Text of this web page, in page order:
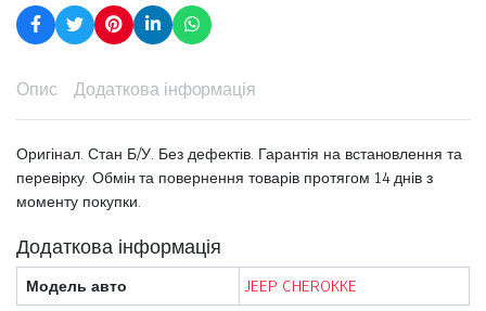
Опис Додаткова інформація
Оригінал. Стан Б/У. Без дефектів. Гарантія на встановлення та
перевірку. Обмін та повернення товарів протягом 14 днів з
моменту покупки.
Додаткова інформація
Модель авто JEEP CHEROKKE